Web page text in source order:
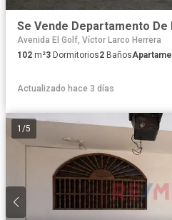
Avenida El Golf, Víctor Larco Herrera
102 m²3 Dormitorios2 Baños
Actualizado hace 3 días
1 /5